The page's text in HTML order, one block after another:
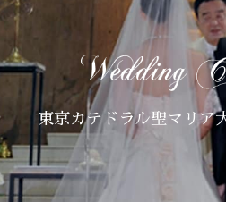
東京カテドラル聖マリア